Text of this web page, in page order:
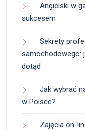
Angielski w
sukcesem
Sekrety
samochodowego:
dotąd
Jak wybrać
w Polsce?
Zajęcia on-